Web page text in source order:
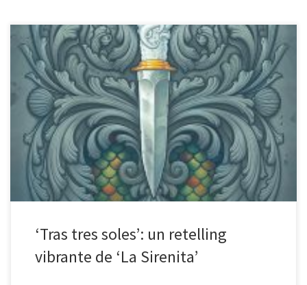
La Galera nos trae un retelling vibrante de La Sirenita: Tras tres
soles de Irene Morales. El Eros de la tradición occidental esculpió
algunos modelos sobre el amor que la literatura ha recogido a lo
largo de los siglos. Así pues, el alma gemela, el amor a primera
vista o la […]
‘Tras tres soles’: un retelling
vibrante de ‘La Sirenita’